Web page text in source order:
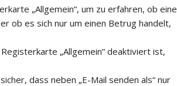
„Allgemein“, um zu erfahren, ob eine
ob es sich nur um einen Betrug handelt,
„Allgemein“ deaktiviert ist,
dass neben „E-Mail senden als“ nur